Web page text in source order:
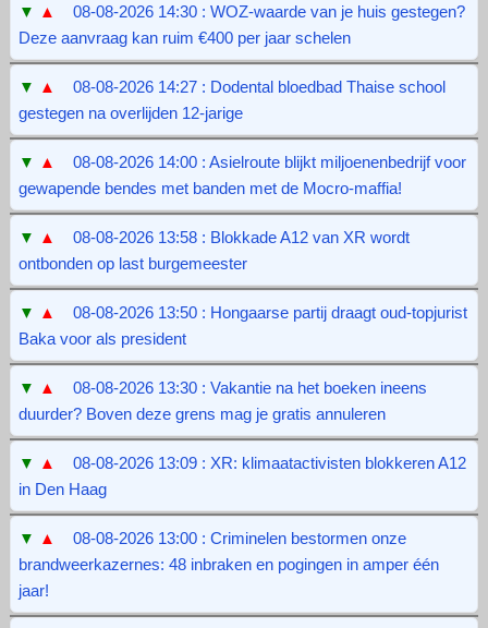
▼ ▲
08-08-2026 14:30 : WOZ-waarde van je huis gestegen?
Deze aanvraag kan ruim €400 per jaar schelen
▼ ▲
08-08-2026 14:27 : Dodental bloedbad Thaise school
gestegen na overlijden 12-jarige
▼ ▲
08-08-2026 14:00 : Asielroute blijkt miljoenenbedrijf voor
gewapende bendes met banden met de Mocro-maffia!
▼ ▲
08-08-2026 13:58 : Blokkade A12 van XR wordt
ontbonden op last burgemeester
▼ ▲
08-08-2026 13:50 : Hongaarse partij draagt oud-topjurist
Baka voor als president
▼ ▲
08-08-2026 13:30 : Vakantie na het boeken ineens
duurder? Boven deze grens mag je gratis annuleren
▼ ▲
08-08-2026 13:09 : XR: klimaatactivisten blokkeren A12
in Den Haag
▼ ▲
08-08-2026 13:00 : Criminelen bestormen onze
brandweerkazernes: 48 inbraken en pogingen in amper één
jaar!